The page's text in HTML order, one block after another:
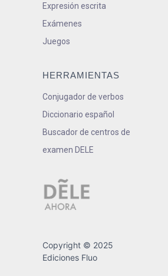
Expresión escrita
Exámenes
Juegos
HERRAMIENTAS
Conjugador de verbos
Diccionario español
Buscador de centros de
examen DELE
Copyright © 2025
Ediciones Fluo